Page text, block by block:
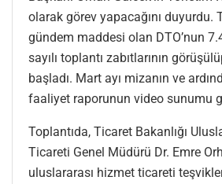
olarak görev yapacağını duyurdu.
gündem maddesi olan DTO’nun
sayılı toplantı zabıtlarının
başladı. Mart ayı mizanın ve
faaliyet raporunun video sunumu
Toplantıda, Ticaret Bakanlığı
Ticareti Genel Müdürü Dr. Emre
uluslararası hizmet ticareti